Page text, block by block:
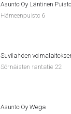
Asunto Oy Läntinen
Hämeenpuisto 6
Suvilahden
Sörnäisten rantatie 22
Asunto Oy Wega